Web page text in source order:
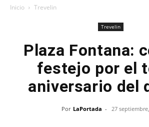
Inicio Trevelin
Trevelin
Plaza Fontana:
festejo por el
aniversario del
Por LaPortada - 27